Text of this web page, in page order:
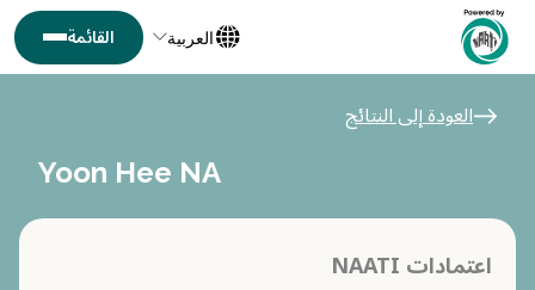
العربية
العودة إلى النتائج
Yoon Hee NA
اعتمادات NAATI